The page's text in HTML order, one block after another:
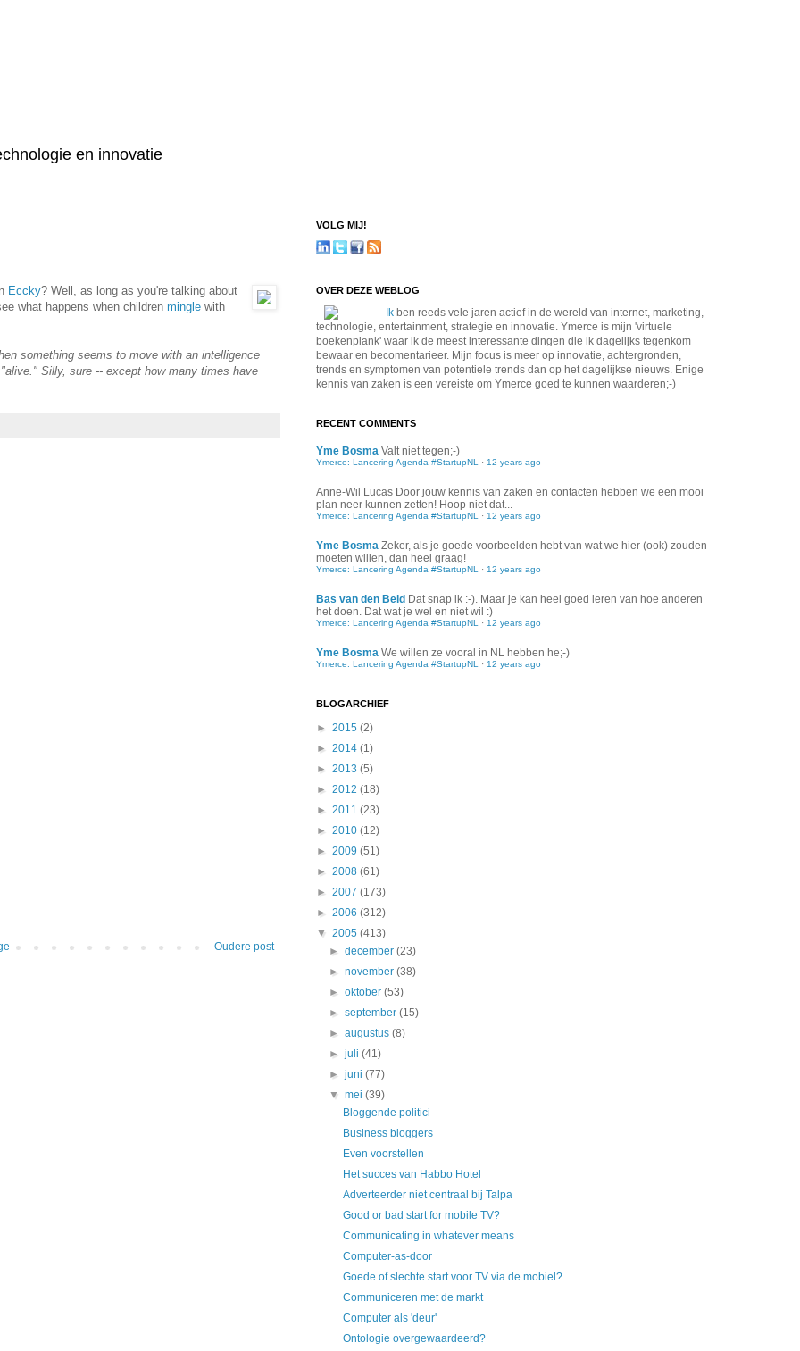
en innovatie
Eccky? Well, as long as you're talking about
what happens when children mingle with
something seems to move with an intelligence
Silly, sure -- except how many times have
Oudere post
VOLG MIJ!
OVER DEZE WEBLOG
Ik ben reeds vele jaren actief in de wereld van internet, marketing,
technologie, entertainment, strategie en innovatie. Ymerce is mijn 'virtuele
boekenplank' waar ik de meest interessante dingen die ik dagelijks tegenkom
bewaar en becomentarieer. Mijn focus is meer op innovatie, achtergronden,
trends en symptomen van potentiele trends dan op het dagelijkse nieuws. Enige
kennis van zaken is een vereiste om Ymerce goed te kunnen waarderen;-)
RECENT COMMENTS
Yme Bosma Valt niet tegen;-)
Ymerce: Lancering Agenda #StartupNL · 12 years ago
Anne-Wil Lucas Door jouw kennis van zaken en contacten hebben we een mooi
plan neer kunnen zetten! Hoop niet dat...
Ymerce: Lancering Agenda #StartupNL · 12 years ago
Yme Bosma Zeker, als je goede voorbeelden hebt van wat we hier (ook) zouden
moeten willen, dan heel graag!
Ymerce: Lancering Agenda #StartupNL · 12 years ago
Bas van den Beld Dat snap ik :-). Maar je kan heel goed leren van hoe anderen
het doen. Dat wat je wel en niet wil :)
Ymerce: Lancering Agenda #StartupNL · 12 years ago
Yme Bosma We willen ze vooral in NL hebben he;-)
Ymerce: Lancering Agenda #StartupNL · 12 years ago
BLOGARCHIEF
► 2015 (2)
► 2014 (1)
► 2013 (5)
► 2012 (18)
► 2011 (23)
► 2010 (12)
► 2009 (51)
► 2008 (61)
► 2007 (173)
► 2006 (312)
▼ 2005 (413)
►december(23)
►november(38)
►oktober(53)
►september(15)
►augustus(8)
►juli(41)
►juni(77)
▼mei(39)
Bloggende politici
Business bloggers
Even voorstellen
Het succes van Habbo Hotel
Adverteerder niet centraal bij Talpa
Good or bad start for mobile TV?
Communicating in whatever means
Computer-as-door
Goede of slechte start voor TV via de mobiel?
Communiceren met de markt
Computer als 'deur'
Ontologie overgewaardeerd?